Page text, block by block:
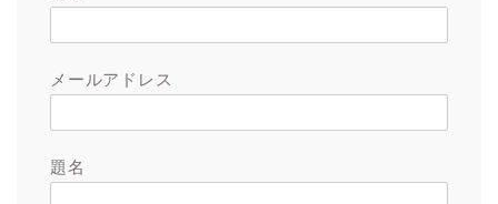
メールアドレス
題名